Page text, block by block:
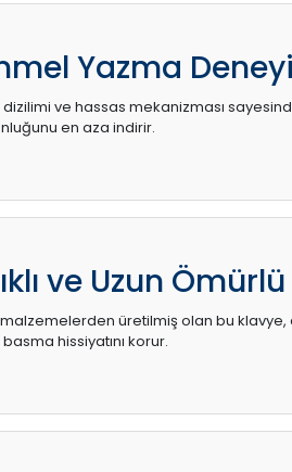
Yazma
ve hassas mekanizması
en aza indirir.
ve Uzun
üretilmiş olan bu klavye,
hissiyatını korur.